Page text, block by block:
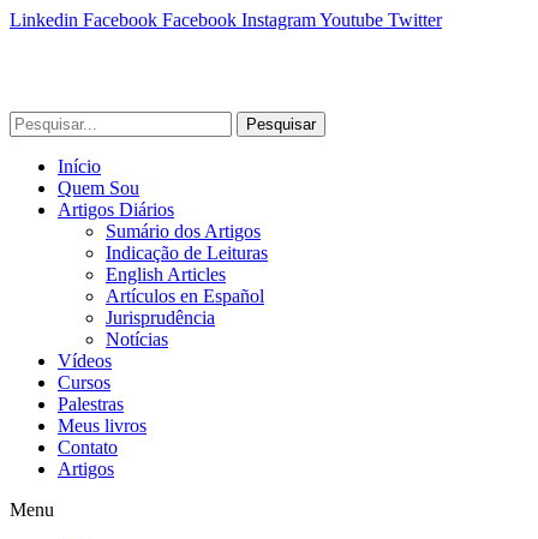
Linkedin Facebook Facebook InstagramYoutube Twitter
Pesquisar
Início
Quem Sou
Artigos Diários
Sumário dos Artigos
Indicação de Leituras
English Articles
Artículos en Español
Jurisprudência
Notícias
Vídeos
Cursos
Palestras
Meus livros
Contato
Artigos
Menu